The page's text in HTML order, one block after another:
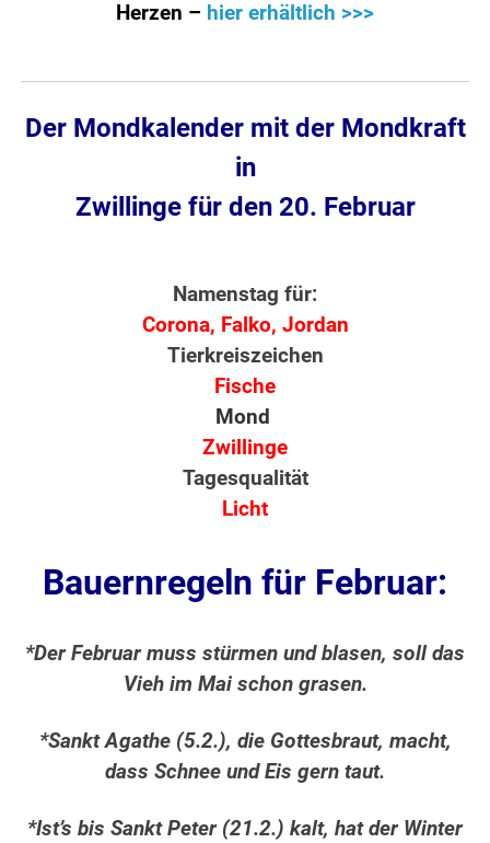
Herzen – hier erhältlich >>>
Der Mondkalender mit der Mondkraft
in
Zwillinge für den 20. Februar
Namenstag für:
Corona, Falko, Jordan
Tierkreiszeichen
Fische
Mond
Zwillinge
Tagesqualität
Licht
Bauernregeln für Februar:
*Der Februar muss stürmen und blasen, soll das
Vieh im Mai schon grasen.
*Sankt Agathe (5.2.), die Gottesbraut, macht,
dass Schnee und Eis gern taut.
*Ist’s bis Sankt Peter (21.2.) kalt, hat der Winter